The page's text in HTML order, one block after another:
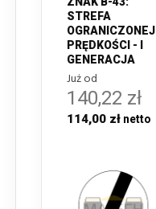
STREFA
OGRANICZONEJ
PRĘDKOŚCI - I
GENERACJA
Już od
140,22 zł
114,00 zł